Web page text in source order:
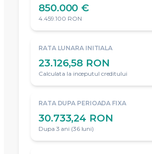
850.000 €
4.459.100 RON
RATA LUNARA INITIALA
23.126,58 RON
Calculata la inceputul creditului
RATA DUPA PERIOADA FIXA
30.733,24 RON
Dupa 3 ani (36 luni)